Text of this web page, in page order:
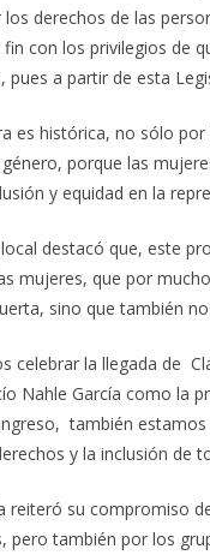
los derechos de las
con los privilegios de
pues a partir de esta
es histórica, no sólo
porque las
y equidad en la
destacó que, este
mujeres, que por
sino que también
celebrar la llegada de
Nahle García como la
también
y la inclusión de
reiteró su compromiso
pero también por los